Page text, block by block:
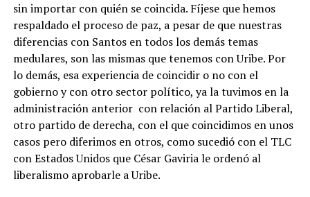
sin importar con quién se coincida. Fíjese que hemos
respaldado el proceso de paz, a pesar de que nuestras
diferencias con Santos en todos los demás temas
medulares, son las mismas que tenemos con Uribe. Por
lo demás, esa experiencia de coincidir o no con el
gobierno y con otro sector político, ya la tuvimos en la
administración anterior con relación al Partido Liberal,
otro partido de derecha, con el que coincidimos en unos
casos pero diferimos en otros, como sucedió con el TLC
con Estados Unidos que César Gaviria le ordenó al
liberalismo aprobarle a Uribe.